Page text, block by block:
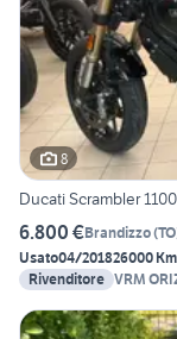
8
Ducati Scrambler 1100
6.800 €Brandizzo(TO
Usato04/201826000 Km
Rivenditore VRM